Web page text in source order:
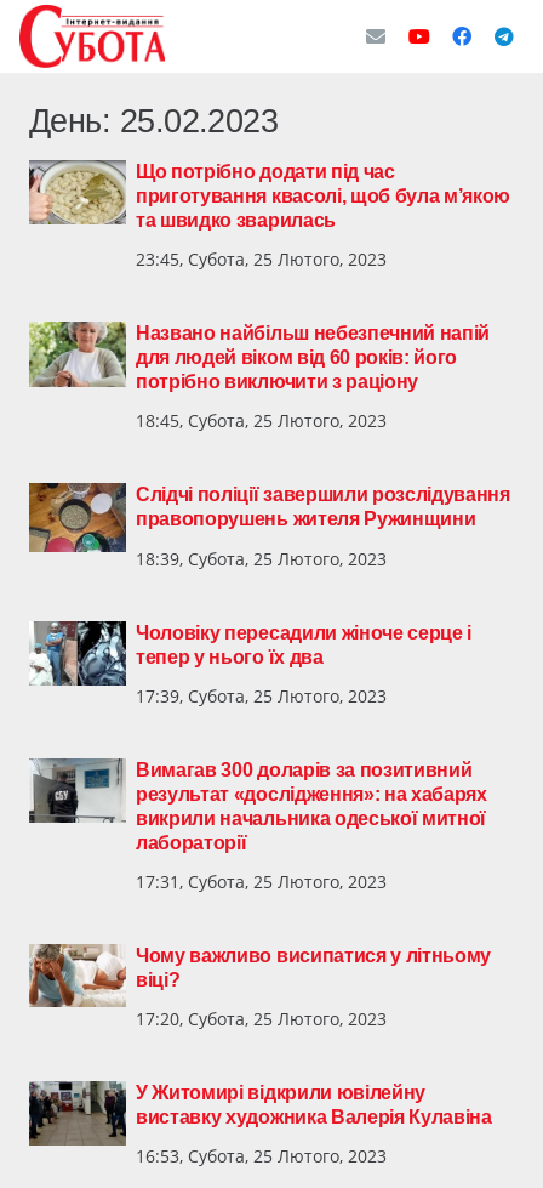
День: 25.02.2023
Що потрібно додати під час
приготування квасолі, щоб була м’якою
та швидко зварилась
23:45, Субота, 25 Лютого, 2023
Названо найбільш небезпечний напій
для людей віком від 60 років: його
потрібно виключити з раціону
18:45, Субота, 25 Лютого, 2023
Слідчі поліції завершили розслідування
правопорушень жителя Ружинщини
18:39, Субота, 25 Лютого, 2023
Чоловіку пересадили жіноче серце і
тепер у нього їх два
17:39, Субота, 25 Лютого, 2023
Вимагав 300 доларів за позитивний
результат «дослідження»: на хабарях
викрили начальника одеської митної
лабораторії
17:31, Субота, 25 Лютого, 2023
Чому важливо висипатися у літньому
віці?
17:20, Субота, 25 Лютого, 2023
У Житомирі відкрили ювілейну
виставку художника Валерія Кулавіна
16:53, Субота, 25 Лютого, 2023